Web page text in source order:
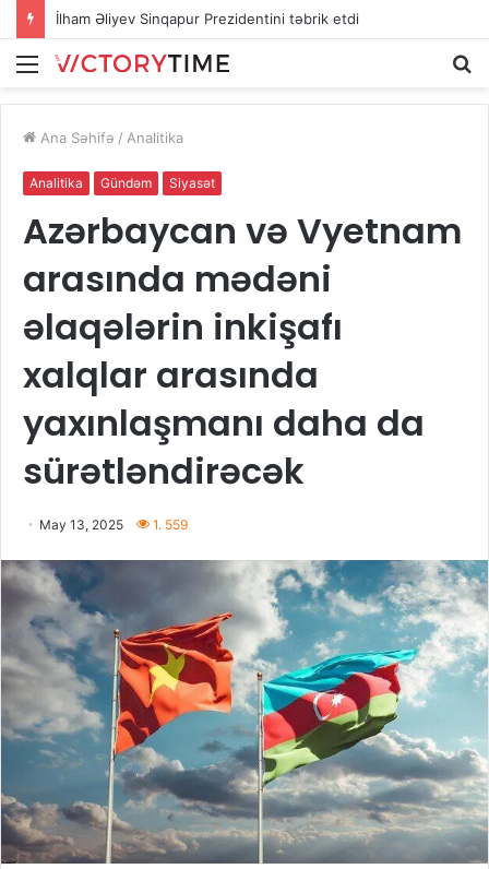
İlham Əliyev Sinqapur Prezidentini təbrik etdi
Menu
Ana Səhifə / Analitika
Analitika Gündəm Siyasət
Azərbaycan və Vyetnam
arasında mədəni
əlaqələrin inkişafı
xalqlar arasında
yaxınlaşmanı daha da
sürətləndirəcək
May 13, 2025 1. 559